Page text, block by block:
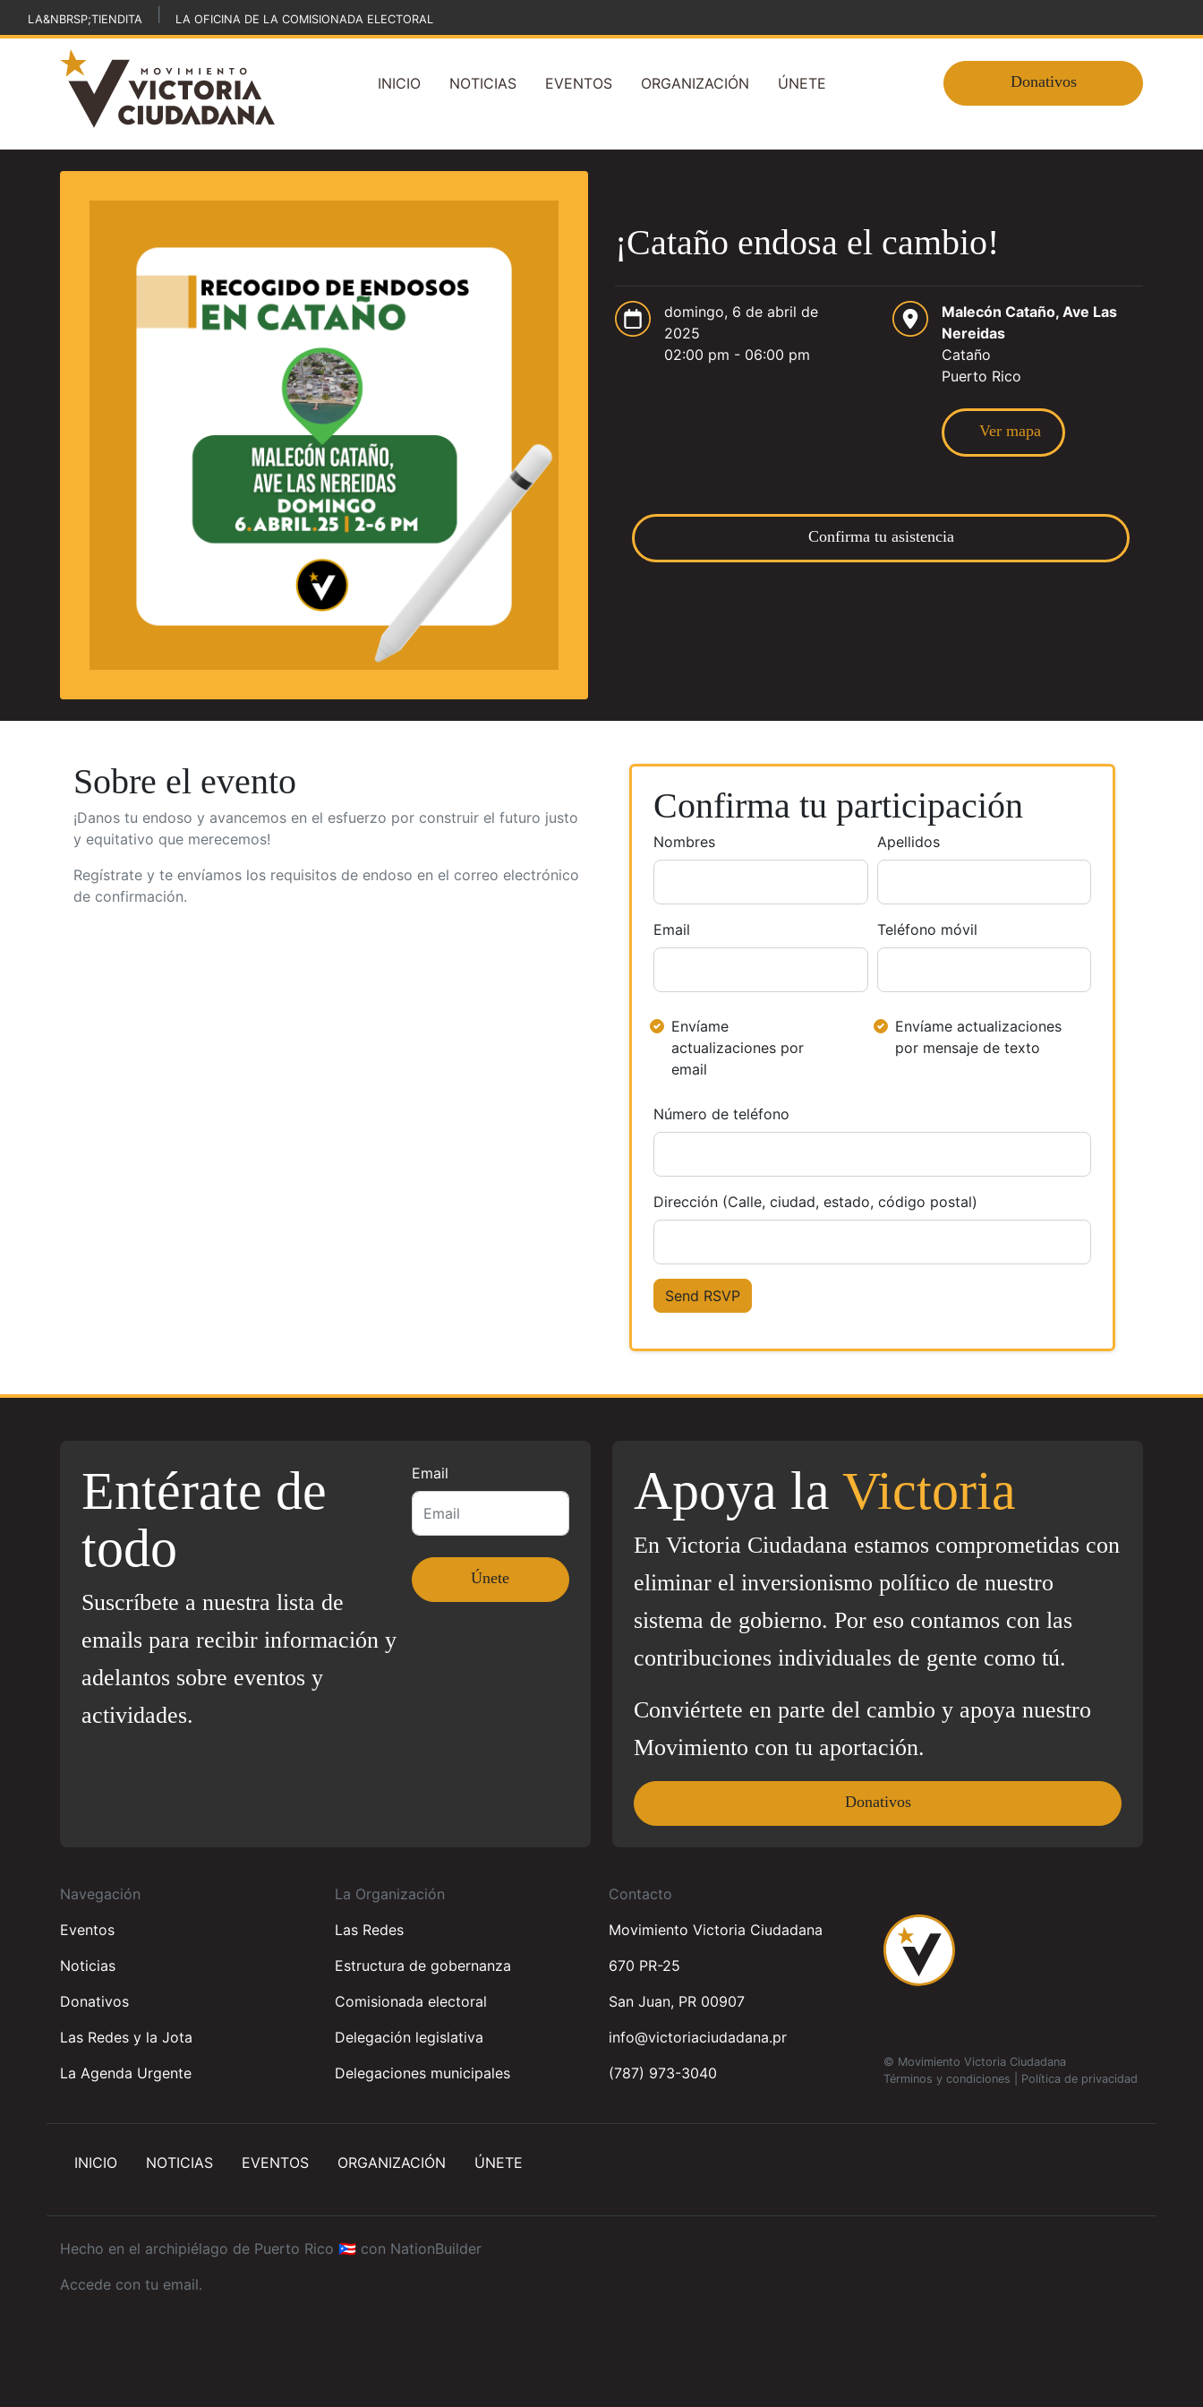
LA&NBRSP;TIENDITA LA OFICINA DE LA COMISIONADA ELECTORAL
INICIO NOTICIAS EVENTOS ORGANIZACIÓN ÚNETE Donativos
¡Cataño endosa el cambio!
domingo, 6 de abril de
2025
02:00 pm - 06:00 pm
Malecón Cataño, Ave Las
Nereidas
Cataño
Puerto Rico
Ver mapa
Confirma tu asistencia
Sobre el evento
¡Danos tu endoso y avancemos en el esfuerzo por construir el futuro justo
y equitativo que merecemos!
Regístrate y te envíamos los requisitos de endoso en el correo electrónico
de confirmación.
Confirma tu participación
Nombres Apellidos
Email Teléfono móvil
Envíame
actualizaciones por
email
Envíame actualizaciones
por mensaje de texto
Número de teléfono
Dirección (Calle, ciudad, estado, código postal)
Entérate de
todo
Suscríbete a nuestra lista de
emails para recibir información y
adelantos sobre eventos y
actividades.
Email Apoya la Victoria
En Victoria Ciudadana estamos comprometidas con
eliminar el inversionismo político de nuestro
sistema de gobierno. Por eso contamos con las
contribuciones individuales de gente como tú.
Conviértete en parte del cambio y apoya nuestro
Movimiento con tu aportación.
Donativos
Navegación
Eventos
Noticias
Donativos
Las Redes y la Jota
La Agenda Urgente
La Organización
Las Redes
Estructura de gobernanza
Comisionada electoral
Delegación legislativa
Delegaciones municipales
Contacto
Movimiento Victoria Ciudadana
670 PR-25
San Juan, PR 00907
info@victoriaciudadana.pr
(787) 973-3040
© Movimiento Victoria Ciudadana
Términos y condiciones
Política de privacidad
INICIO NOTICIAS EVENTOS ORGANIZACIÓN ÚNETE
Hecho en el archipiélago de Puerto Rico 🇵🇷 con NationBuilder
Accede con tu email.